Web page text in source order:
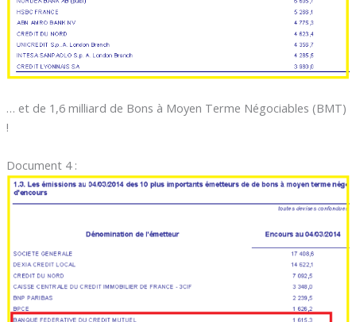
… et de 1,6 milliard de Bons à Moyen Terme Négociables (BMT)
!
Document 4 :